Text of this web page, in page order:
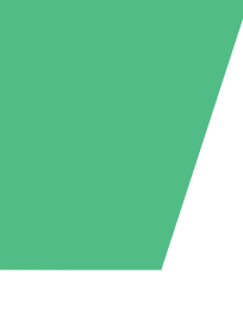
nach Bedarf mit Download-